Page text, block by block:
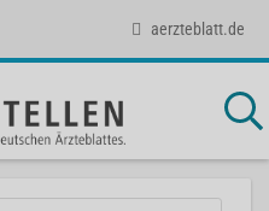
aerzteblatt.de